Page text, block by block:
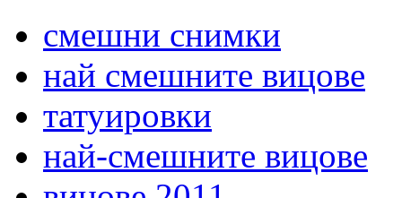
смешни снимки
най смешните вицове
татуировки
най-смешните вицове